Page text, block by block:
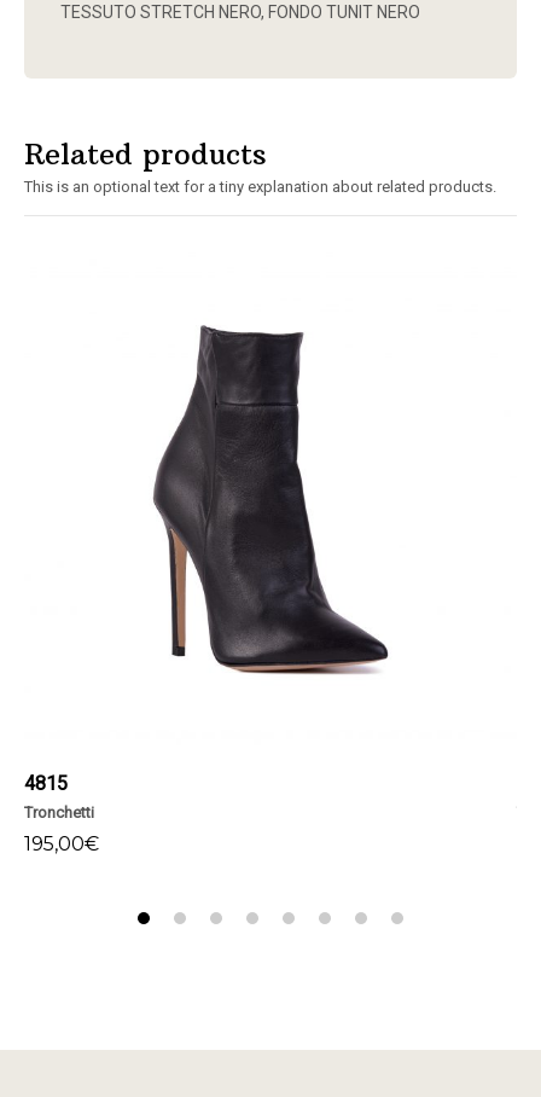
TESSUTO STRETCH NERO, FONDO TUNIT NERO
Related products
This is an optional text for a tiny explanation about related products.
4815
Tronchetti
195,00€